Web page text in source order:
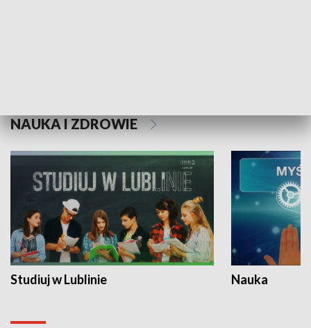
NAUKA I ZDROWIE
Studiuj w Lublinie Nauka